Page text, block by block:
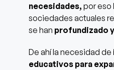
necesidades, por eso
sociedades actuales
se han profundizado
De ahí la necesidad de
educativos para